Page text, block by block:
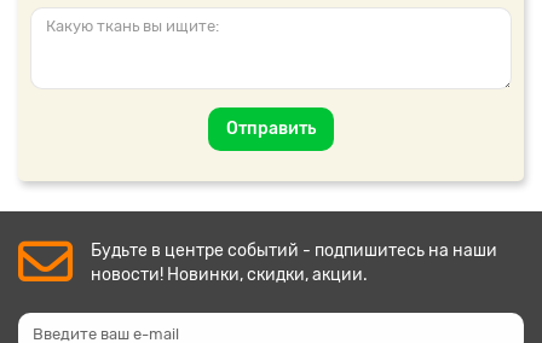
Отправить
Будьте в центре событий - подпишитесь на наши
новости! Новинки, скидки, акции.